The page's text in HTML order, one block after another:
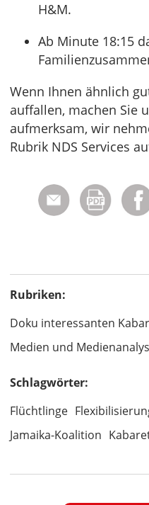
H&M.
Ab Minute 18:15
Wenn Ihnen ähnlich
auffallen, machen Sie
aufmerksam, wir
Rubrik NDS Services
Rubriken:
Doku interessanten
Medien und
Schlagwörter:
Flüchtlinge
Jamaika-Koalition